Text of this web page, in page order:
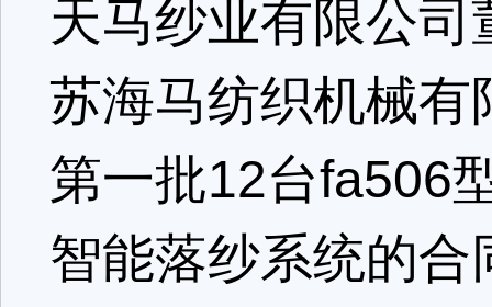
天马纱业有限公司
苏海马纺织机械
第一批12台fa506
智能落纱系统的